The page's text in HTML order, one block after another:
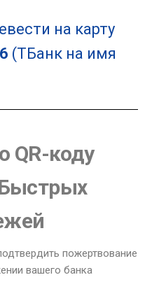
на карту
(ТБанк на имя
коду
пожертвование
вашего банка